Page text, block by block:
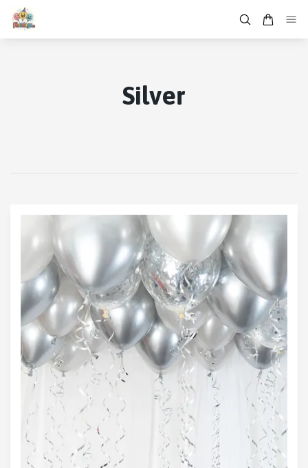
Silver